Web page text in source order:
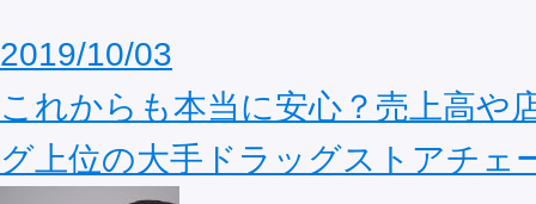
2019/10/03
これからも本当に安心？売上高や
グ上位の大手ドラッグストアチェ